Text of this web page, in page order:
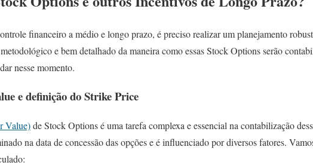
financeiro a médio e longo prazo, é preciso realizar um planejamento
e bem detalhado da maneira como essas Stock Options serão
nesse momento.
e definição do Strike Price
Value)de Stock Options é uma tarefa complexa e essencial na contabilização
na data de concessão das opções e é influenciado por diversos fatores.